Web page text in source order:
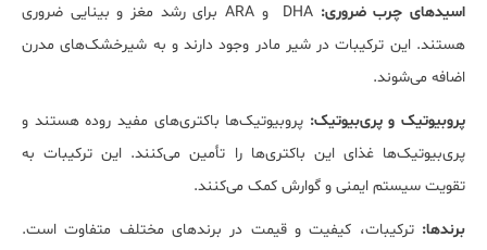
اسیدهای چرب ضروری:
DHA و ARA برای رشد مغز و بینایی ضروری
هستند. این ترکیبات در شیر مادر وجود دارند و به شیرخشک‌های مدرن
اضافه می‌شوند.
پروبیوتیک و پری‌بیوتیک: پروبیوتیک‌ها باکتری‌های مفید روده هستند و
پری‌بیوتیک‌ها غذای این باکتری‌ها را تأمین می‌کنند. این ترکیبات به
تقویت سیستم ایمنی و گوارش کمک می‌کنند.
برندها: ترکیبات، کیفیت و قیمت در برندهای مختلف متفاوت است.